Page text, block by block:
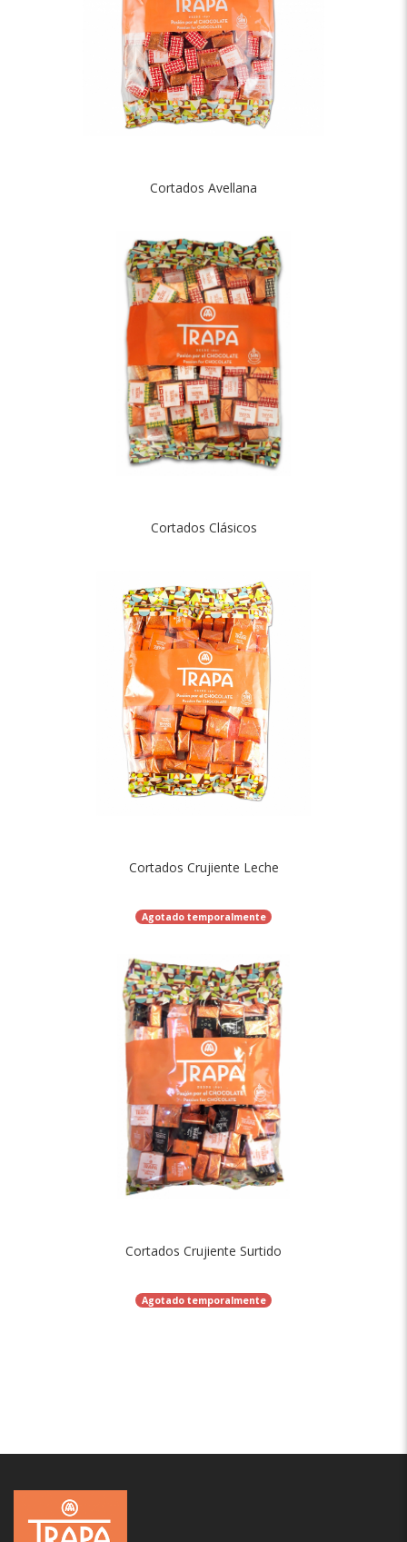
Cortados Avellana
Cortados Clásicos
Cortados Crujiente Leche
Agotado temporalmente
Cortados Crujiente Surtido
Agotado temporalmente